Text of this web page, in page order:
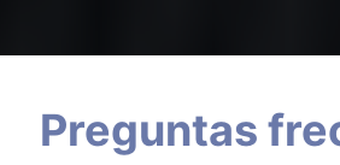
Preguntas